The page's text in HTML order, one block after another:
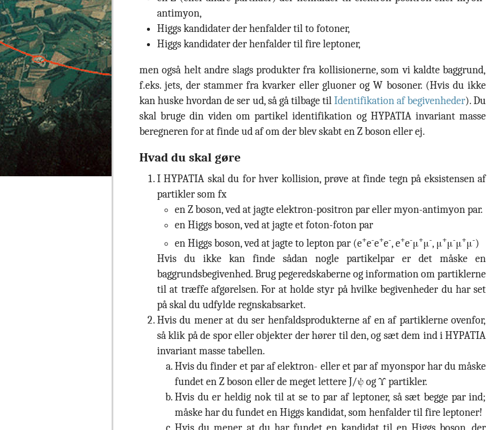
antimyon,
Higgs kandidater der henfalder til to fotoner,
Higgs kandidater der henfalder til fire leptoner,
men også helt andre slags produkter fra kollisionerne, som vi kaldte baggrund,
f.eks. jets, der stammer fra kvarker eller gluoner og W bosoner. (Hvis du ikke
kan huske hvordan de ser ud, så gå tilbage tilIdentifikation af begivenheder). Du
skal bruge din viden om partikel identifikation og HYPATIA invariant masse
beregneren for at finde ud af om der blev skabt en Z boson eller ej.
Hvad du skal gøre
I HYPATIA skal du for hver kollision, prøve at finde tegn på eksistensen af
partikler som fx
en Z boson, ved at jagte elektron-positron par eller myon-antimyon par.
en Higgs boson, ved at jagte et foton-foton par
en Higgs boson, ved at jagte to lepton par (e+e-e+e-, e+e-μ+μ-, μ+μ-μ+μ-)
Hvis du ikke kan finde sådan nogle partikelpar er det måske en
baggrundsbegivenhed. Brug pegeredskaberne og information om partiklerne
til at træffe afgørelsen. For at holde styr på hvilke begivenheder du har set
på skal du udfylde regnskabsarket.
Hvis du mener at du ser henfaldsprodukterne af en af partiklerne ovenfor,
så klik på de spor eller objekter der hører til den, og sæt dem ind i HYPATIA
invariant masse tabellen.
Hvis du finder et par af elektron- eller et par af myonspor har du måske
fundet en Z boson eller de meget lettere J/ψ og Υ partikler.
Hvis du er heldig nok til at se to par af leptoner, så sæt begge par ind;
måske har du fundet en Higgs kandidat, som henfalder til fire leptoner!
Hvis du mener, at du har fundet en kandidat til en Higgs boson, der